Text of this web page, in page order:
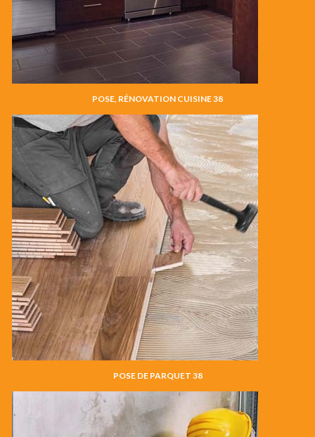
POSE, RÉNOVATION CUISINE 38
POSE DE PARQUET 38